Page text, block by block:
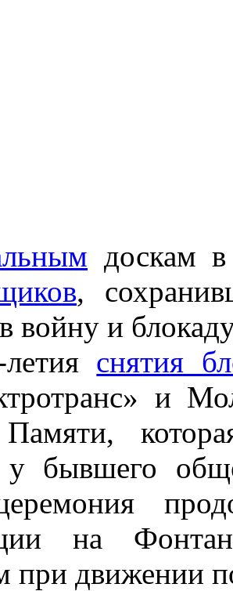
доскам
,
войну и
снятия
и
у бывшего
на
при движении